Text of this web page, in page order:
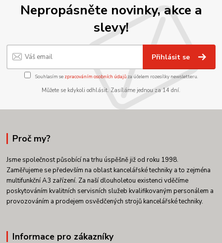
Nepropásněte novinky, akce a
slevy!
Přihlásit se
Souhlasím se zpracováním osobních údajůza účelem rozesílky newsletteru.
Můžete se kdykoli odhlásit. Zasíláme jednou za 14 dní.
Proč my?
Jsme společnost působící na trhu úspěšně již od roku 1998.
Zaměřujeme se především na oblast kancelářské techniky a to zejména
multifunkční A3 zařízení. Za naší dlouholetou existenci vděčíme
poskytováním kvalitních servisních služeb kvalifikovaným personálem a
provozováním a prodejem osvědčených strojů kancelářské techniky.
Informace pro zákazníky